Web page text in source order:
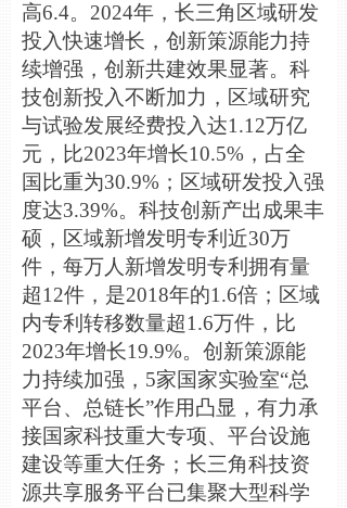
高6.4。2024年，长三角区域研发
投入快速增长，创新策源能力持
续增强，创新共建效果显著。科
技创新投入不断加力，区域研究
与试验发展经费投入达1.12万亿
元，比2023年增长10.5%，占全
国比重为30.9%；区域研发投入强
度达3.39%。科技创新产出成果丰
硕，区域新增发明专利近30万
件，每万人新增发明专利拥有量
超12件，是2018年的1.6倍；区域
内专利转移数量超1.6万件，比
2023年增长19.9%。创新策源能
力持续加强，5家国家实验室“总
平台、总链长”作用凸显，有力承
接国家科技重大专项、平台设施
建设等重大任务；长三角科技资
源共享服务平台已集聚大型科学